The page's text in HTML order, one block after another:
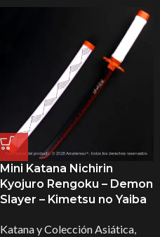
Mini Katana Nichirin
Kyojuro Rengoku – Demon
Slayer – Kimetsu no Yaiba
Katana y Colección Asiática,